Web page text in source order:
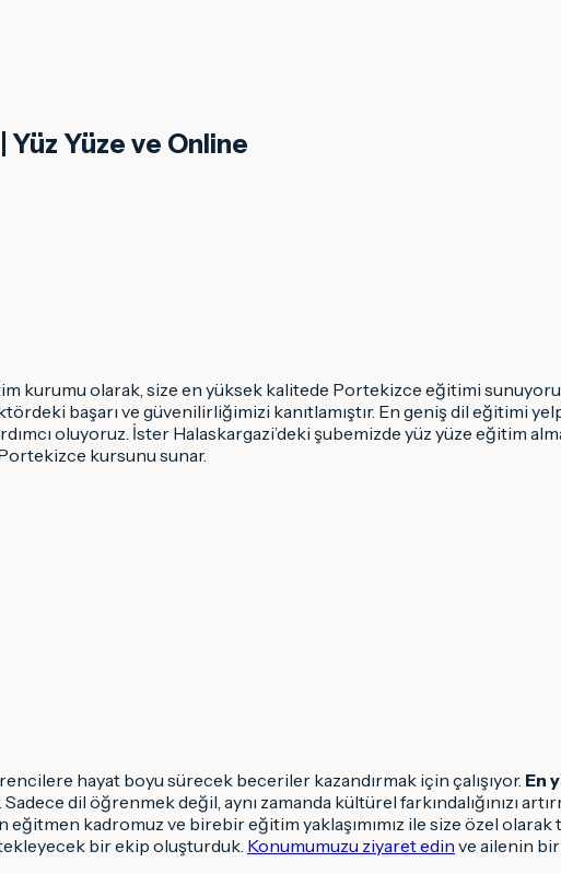
Yüze ve Online
kurumu olarak, size en yüksek kalitede Portekizce eğitimi
başarı ve güvenilirliğimizi kanıtlamıştır. En geniş dil eğitimi
oluyoruz. İster Halaskargazi’deki şubemizde yüz yüze eğitim
kursunu sunar.
hayat boyu sürecek beceriler kazandırmak için çalışıyor. En
dil öğrenmek değil, aynı zamanda kültürel farkındalığınızı
kadromuz ve birebir eğitim yaklaşımımız ile size özel
bir ekip oluşturduk. Konumumuzu ziyaret edin ve ailenin